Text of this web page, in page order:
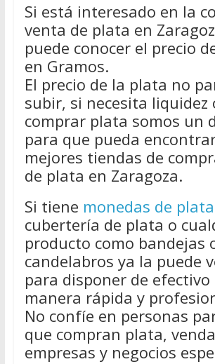
Si está interesado en la
venta de plata en
puede conocer el precio
en Gramos.
El precio de la plata no
subir, si necesita liquidez
comprar plata somos un
para que pueda
mejores tiendas de
de plata en Zaragoza.
Si tiene monedas de plata
cubertería de plata o
producto como bandejas
candelabros ya la puede
para disponer de efectivo
manera rápida y
No confíe en personas
que compran plata,
empresas y negocios